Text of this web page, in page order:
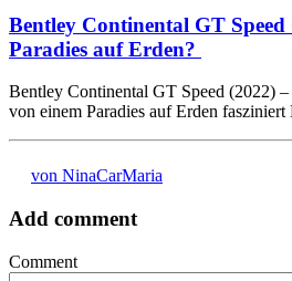
Bentley Continental GT Speed
Paradies auf Erden?
Bentley Continental GT Speed (2022)
von einem Paradies auf Erden
von NinaCarMaria
Add comment
Comment